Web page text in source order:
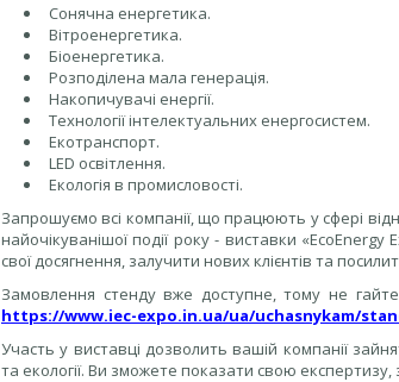
Сонячна енергетика.
Вітроенергетика.
Біоенергетика.
Розподілена мала генерація.
Накопичувачі енергії.
Технології інтелектуальних енергосистем.
Екотранспорт.
LED освітлення.
Екологія в промисловості.
Запрошуємо всі компанії, що працюють у сфері
найочікуванішої події року - виставки
свої досягнення, залучити нових клієнтів та
Замовлення стенду вже доступне, тому не
https://www.iec-expo.in.ua/ua/uchasnykam/
Участь у виставці дозволить вашій компанії
та екології. Ви зможете показати свою експертизу,